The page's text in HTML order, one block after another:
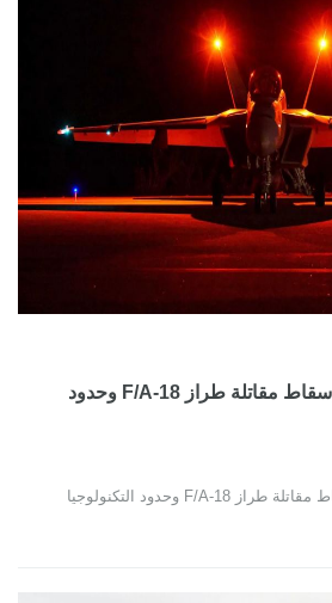
النيران الصديقة.. حادثة إسقاط مقاتلة طراز F/A-18 وحدود
النيران الصديقة.. حادثة إسقاط مقاتلة طراز F/A-18 وحدود التكنولوجيا